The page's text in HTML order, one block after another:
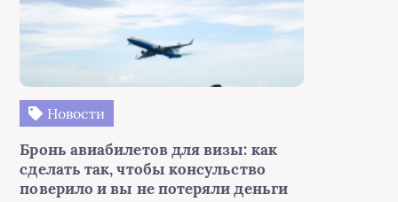
Новости
Бронь авиабилетов для визы: как
сделать так, чтобы консульство
поверило и вы не потеряли деньги